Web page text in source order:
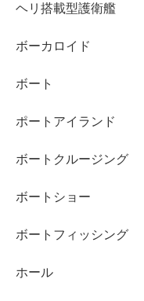
ヘリ搭載型護衛艦
ボーカロイド
ボート
ポートアイランド
ボートクルージング
ボートショー
ボートフィッシング
ホール